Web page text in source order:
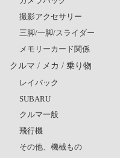
撮影アクセサリー
三脚/一脚/スライダー
メモリーカード関係
クルマ / メカ / 乗り物
レイバック
SUBARU
クルマ一般
飛行機
その他、機械もの